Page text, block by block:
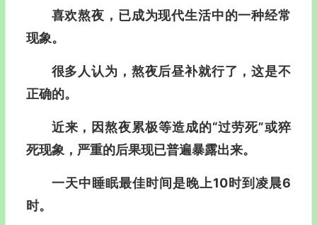
喜欢熬夜，已成为现代生活中的一种经常
现象。
很多人认为，熬夜后昼补就行了，这是不
正确的。
近来，因熬夜累极等造成的“过劳死”或猝
死现象，严重的后果现已普遍暴露出来。
一天中睡眠最佳时间是晚上10时到凌晨6
时。